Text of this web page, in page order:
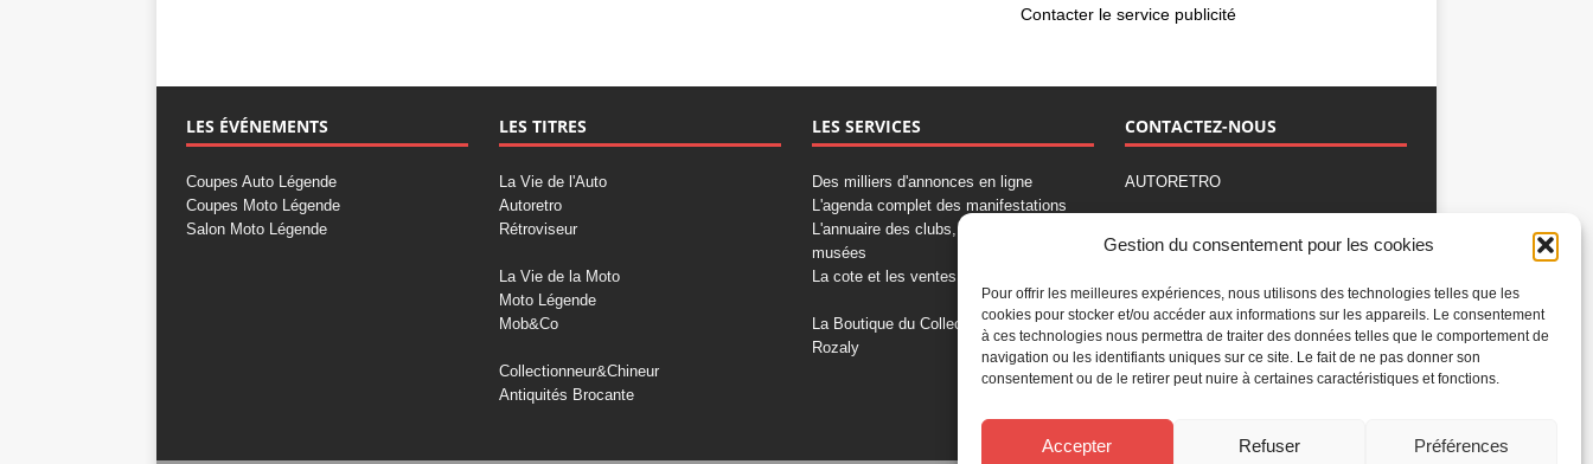
Gestion du consentement pour les cookies
Pour offrir les meilleures expériences, nous utilisons des technologies telles que les
cookies pour stocker et/ou accéder aux informations sur les appareils. Le consentement
à ces technologies nous permettra de traiter des données telles que le comportement de
navigation ou les identifiants uniques sur ce site. Le fait de ne pas donner son
consentement ou de le retirer peut nuire à certaines caractéristiques et fonctions.
Accepter Refuser Préférences
Contacter le service publicité
LES ÉVÉNEMENTS
Coupes Auto Légende
Coupes Moto Légende
Salon Moto Légende
LES TITRES
La Vie de l'Auto
Autoretro
Rétroviseur
La Vie de la Moto
Moto Légende
Mob&Co
Collectionneur&Chineur
Antiquités Brocante
LES SERVICES
Des milliers d'annonces en ligne
L'agenda complet des manifestations
L'annuaire des clubs, professionnels,
musées
La cote et les ventes aux enchères
La Boutique du Collectionneur
Rozaly
CONTACTEZ-NOUS
AUTORETRO
77309 Fontainebleau Cedex
Fax: 01 60 39 69 00
Nous contacter par email
Mentions légales
Gestion des cookies